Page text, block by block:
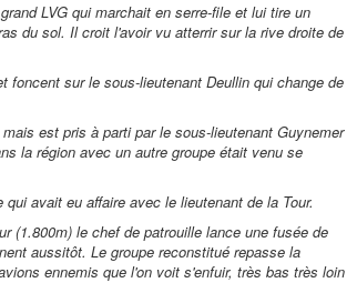
LVG qui marchait en serre-file et lui tire un
du sol. Il croit l'avoir vu atterrir sur la rive droite de
foncent sur le sous-lieutenant Deullin qui change de
est pris à parti par le sous-lieutenant Guynemer
la région avec un autre groupe était venu se
avait eu affaire avec le lieutenant de la Tour.
(1.800m) le chef de patrouille lance une fusée de
aussitôt. Le groupe reconstitué repasse la
ennemis que l'on voit s'enfuir, très bas très loin